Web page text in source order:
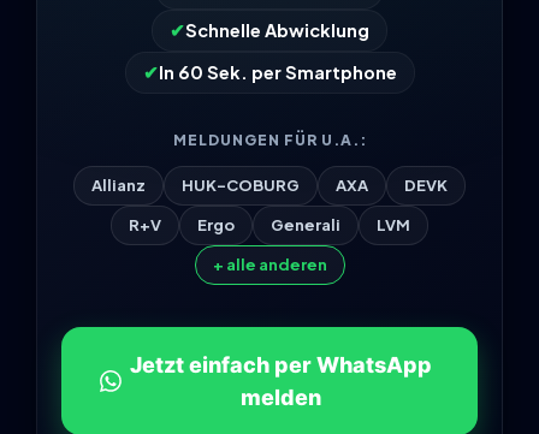
✔Schnelle Abwicklung
✔In 60 Sek. per Smartphone
MELDUNGEN FÜR U.A.:
Allianz HUK-COBURG AXA DEVK
R+V Ergo Generali LVM
+ alle anderen
Jetzt einfach per WhatsApp
melden